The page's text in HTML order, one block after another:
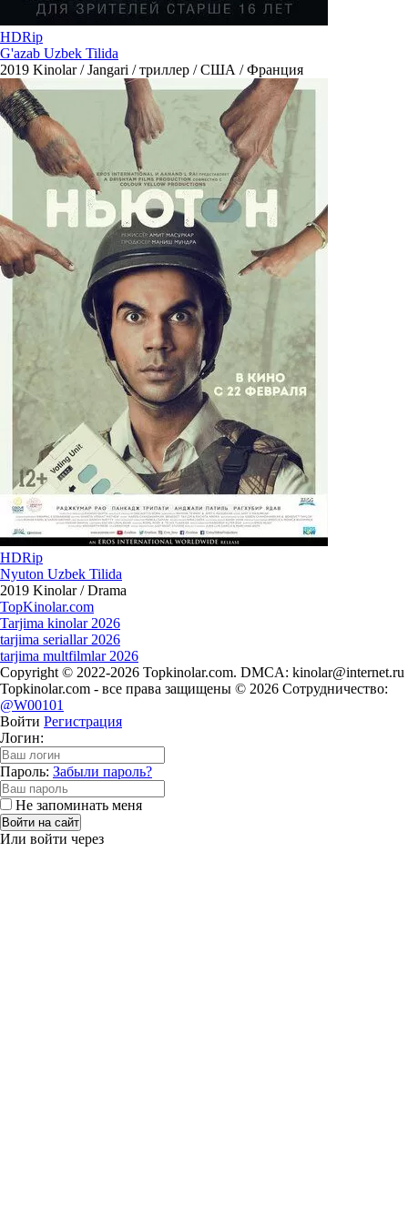
HDRip
G'azab Uzbek Tilida
2019 Kinolar / Jangari / триллер / США / Франция
HDRip
Nyuton Uzbek Tilida
2019 Kinolar / Drama
TopKinolar.com
Tarjima kinolar 2026
tarjima seriallar 2026
tarjima multfilmlar 2026
Copyright © 2022-2026 Topkinolar.com. DMCA: kinolar@internet.ru
Topkinolar.com - все права защищены © 2026 Сотрудничество:
@W00101
Войти Регистрация
Логин:
Пароль: Забыли пароль?
Не запоминать меня
Войти на сайт
Или войти через